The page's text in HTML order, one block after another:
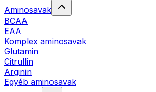
Aminosavak
BCAA
EAA
Komplex aminosavak
Glutamin
Citrullin
Arginin
Egyéb aminosavak